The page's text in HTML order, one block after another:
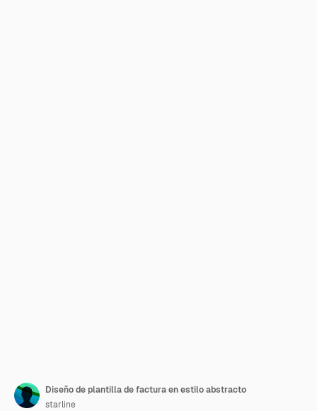
Diseño de plantilla de factura en estilo abstracto
starline